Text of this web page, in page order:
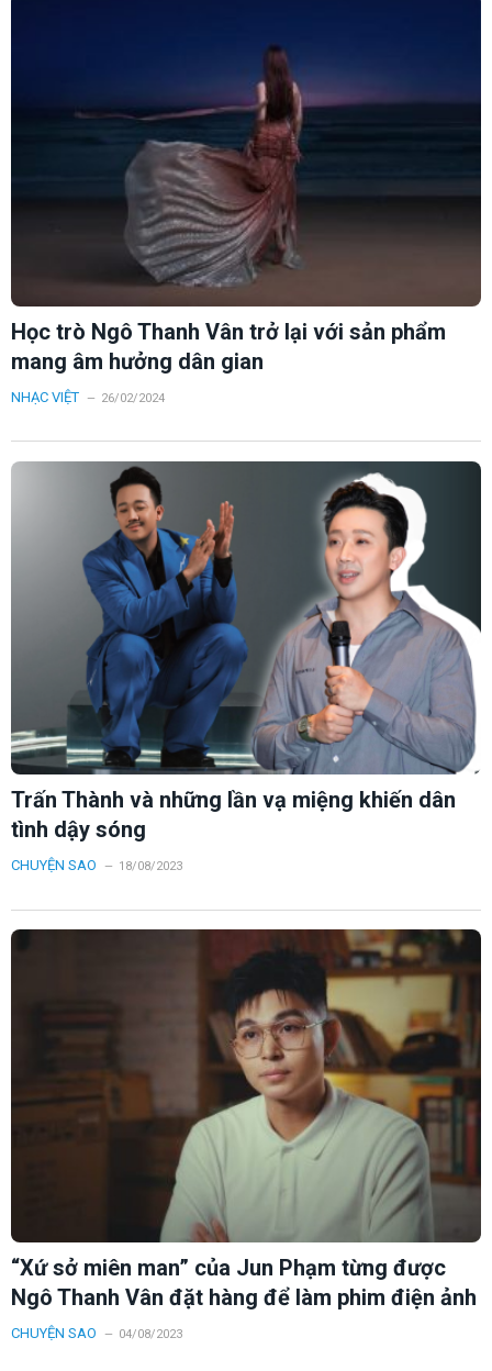
Học trò Ngô Thanh Vân trở lại với sản phẩm
mang âm hưởng dân gian
NHẠC VIỆT 26/02/2024
Trấn Thành và những lần vạ miệng khiến dân
tình dậy sóng
CHUYỆN SAO 18/08/2023
“Xứ sở miên man” của Jun Phạm từng được
Ngô Thanh Vân đặt hàng để làm phim điện ảnh
CHUYỆN SAO 04/08/2023